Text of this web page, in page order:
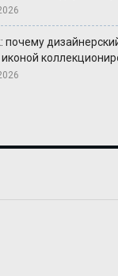
почему